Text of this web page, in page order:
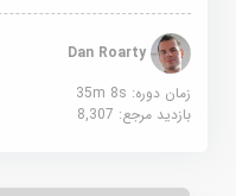
Dan Roarty
زمان دوره: 35m 8s
بازدید مرجع:8,307